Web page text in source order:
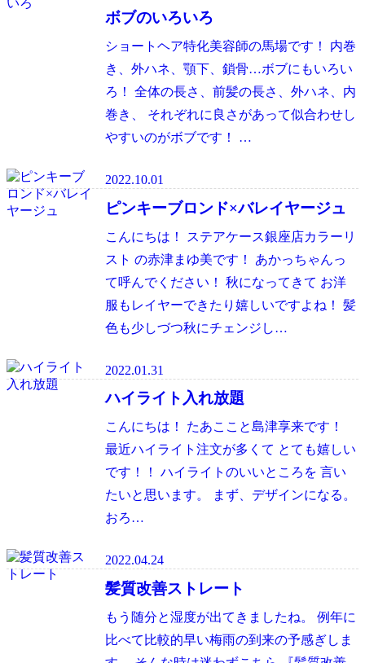
ボブのいろいろ
ショートヘア特化美容師の馬場です！ 内巻
き、外ハネ、顎下、鎖骨…ボブにもいろい
ろ！ 全体の長さ、前髪の長さ、外ハネ、内
巻き、 それぞれに良さがあって似合わせし
やすいのがボブです！ …
2022.10.01
ピンキーブロンド×バレイヤージュ
こんにちは！ ステアケース銀座店カラーリ
スト の赤津まゆ美です！ あかっちゃんっ
て呼んでください！ 秋になってきて お洋
服もレイヤーできたり嬉しいですよね！ 髪
色も少しづつ秋にチェンジし…
2022.01.31
ハイライト入れ放題
こんにちは！ たあここと島津享来です！
最近ハイライト注文が多くて とても嬉しい
です！！ ハイライトのいいところを 言い
たいと思います。 まず、デザインになる。
おろ…
2022.04.24
髪質改善ストレート
もう随分と湿度が出てきましたね。 例年に
比べて比較的早い梅雨の到来の予感ぎしま